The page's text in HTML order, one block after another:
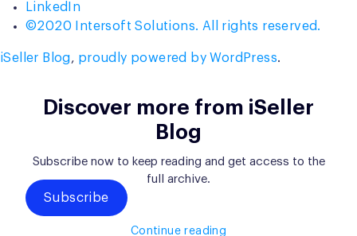
LinkedIn
©2020 Intersoft Solutions. All rights reserved.
iSeller Blog, proudly powered by WordPress.
Discover more from iSeller
Blog
Subscribe now to keep reading and get access to the
full archive.
Subscribe
Continue reading